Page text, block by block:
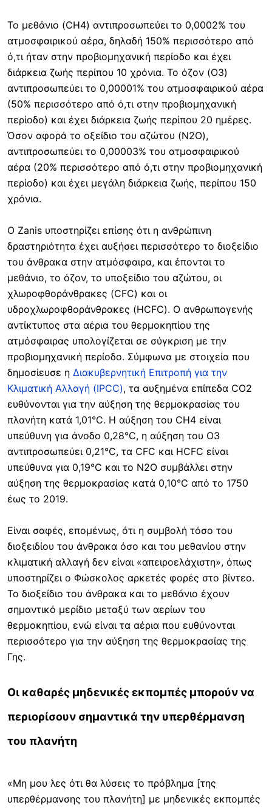
Το μεθάνιο (CH4) αντιπροσωπεύει το 0,0002% του
ατμοσφαιρικού αέρα, δηλαδή 150% περισσότερο από
ό,τι ήταν στην προβιομηχανική περίοδο και έχει
διάρκεια ζωής περίπου 10 χρόνια. Το όζον (O3)
αντιπροσωπεύει το 0,00001% του ατμοσφαιρικού αέρα
(50% περισσότερο από ό,τι στην προβιομηχανική
περίοδο) και έχει διάρκεια ζωής περίπου 20 ημέρες.
Όσον αφορά το οξείδιο του αζώτου (N2O),
αντιπροσωπεύει το 0,00003% του ατμοσφαιρικού
αέρα (20% περισσότερο από ό,τι στην προβιομηχανική
περίοδο) και έχει μεγάλη διάρκεια ζωής, περίπου 150
χρόνια.
Ο Zanis υποστηρίζει επίσης ότι η ανθρώπινη
δραστηριότητα έχει αυξήσει περισσότερο το διοξείδιο
του άνθρακα στην ατμόσφαιρα, και έπονται το
μεθάνιο, το όζον, το υποξείδιο του αζώτου, οι
χλωροφθοράνθρακες (CFC) και οι
υδροχλωροφθοράνθρακες (HCFC). Ο ανθρωπογενής
αντίκτυπος στα αέρια του θερμοκηπίου της
ατμόσφαιρας υπολογίζεται σε σύγκριση με την
προβιομηχανική περίοδο. Σύμφωνα με στοιχεία που
δημοσίευσε η Διακυβερνητική Επιτροπή για την
Κλιματική Αλλαγή (IPCC), τα αυξημένα επίπεδα CO2
ευθύνονται για την αύξηση της θερμοκρασίας του
πλανήτη κατά 1,01°C. Η αύξηση του CΗ4 είναι
υπεύθυνη για άνοδο 0,28°C, η αύξηση του O3
αντιπροσωπεύει 0,21°C, τα CFC και HCFC είναι
υπεύθυνα για 0,19°C και το N2O συμβάλλει στην
αύξηση της θερμοκρασίας κατά 0,10°C από το 1750
έως το 2019.
Είναι σαφές, επομένως, ότι η συμβολή τόσο του
διοξειδίου του άνθρακα όσο και του μεθανίου στην
κλιματική αλλαγή δεν είναι «απειροελάχιστη», όπως
υποστηρίζει ο Φώσκολος αρκετές φορές στο βίντεο.
Το διοξείδιο του άνθρακα και το μεθάνιο έχουν
σημαντικό μερίδιο μεταξύ των αερίων του
θερμοκηπίου, ενώ είναι τα αέρια που ευθύνονται
περισσότερο για την αύξηση της θερμοκρασίας της
Γης.
Οι καθαρές μηδενικές εκπομπές μπορούν να
περιορίσουν σημαντικά την υπερθέρμανση
του πλανήτη
«Μη μου λες ότι θα λύσεις το πρόβλημα [της
υπερθέρμανσης του πλανήτη] με μηδενικές εκπομπές